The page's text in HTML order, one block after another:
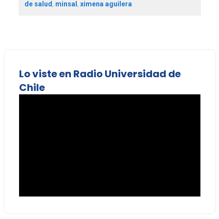
de salud , minsal , ximena aguilera
Lo viste en Radio Universidad de
Chile